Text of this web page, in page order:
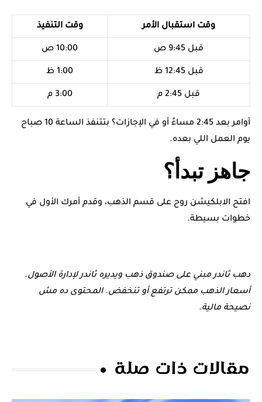
وقت استقبال الأمر وقت التنفيذ
قبل 9:45 ص 10:00 ص
قبل 12:45 ظ 1:00 ظ
قبل 2:45 م 3:00 م
أوامر بعد 2:45 مساءً أو في الإجازات؟ بتتنفذ الساعة 10 صباح
يوم العمل اللي بعده.
جاهز تبدأ؟
افتح الابلكيشن روح على قسم الذهب، وقدم أمرك الأول في
خطوات بسيطة.
دهب ثاندر مبني على صندوق ذهب ويديره ثاندر لإدارة الأصول.
أسعار الذهب ممكن ترتفع أو تنخفض. المحتوى ده مش
نصيحة مالية.
مقالات ذات صلة